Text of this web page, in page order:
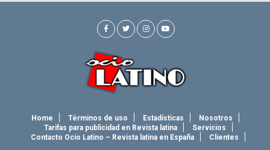
Home Términos de uso Estadísticas
Nosotros
Tarifas para publicidad en Revista latina
Servicios
Contacto Ocio Latino – Revista latina en España
Clientes